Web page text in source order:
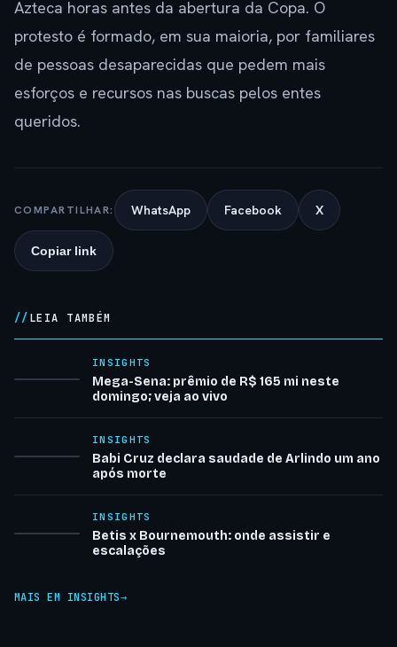
Azteca horas antes da abertura da Copa. O
protesto é formado, em sua maioria, por familiares
de pessoas desaparecidas que pedem mais
esforços e recursos nas buscas pelos entes
queridos.
COMPARTILHAR: WhatsApp Facebook X
Copiar link
LEIA TAMBÉM
INSIGHTS
Mega-Sena: prêmio de R$ 165 mi neste
domingo; veja ao vivo
INSIGHTS
Babi Cruz declara saudade de Arlindo um ano
após morte
INSIGHTS
Betis x Bournemouth: onde assistir e
escalações
MAIS EM INSIGHTS